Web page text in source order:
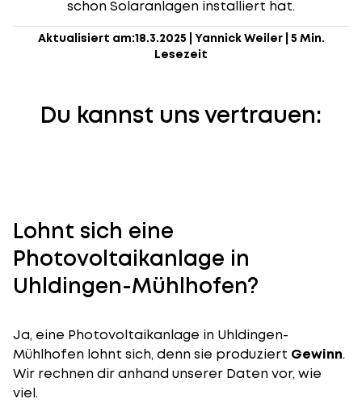
schon Solaranlagen installiert hat.
Aktualisiert am:18.3.2025 Yannick Weiler| 5 Min.
Lesezeit
Du kannst uns vertrauen:
Lohnt sich eine
Photovoltaikanlage in
Uhldingen-Mühlhofen?
Ja, eine Photovoltaikanlage in Uhldingen-
Mühlhofen lohnt sich, denn sie produziert Gewinn.
Wir rechnen dir anhand unserer Daten vor, wie
viel.